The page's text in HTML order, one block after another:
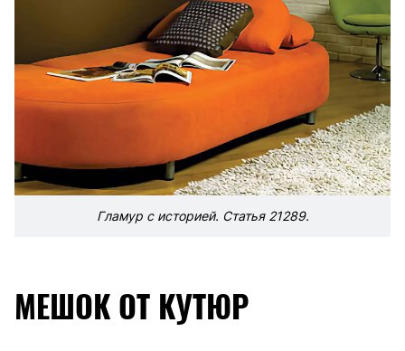
Гламур с историей. Статья 21289.
МЕШОК ОТ КУТЮР